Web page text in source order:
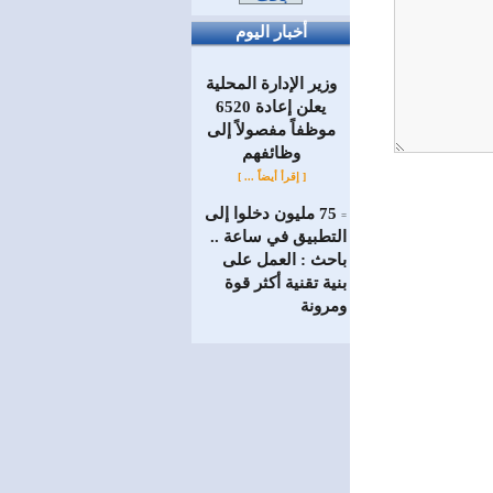
أخبار اليوم
وزير الإدارة المحلية
يعلن إعادة 6520
موظفاً مفصولاً إلى
‏وظائفهم
[ إقرأ أيضاً ... ]
=
75 مليون دخلوا إلى
التطبيق في ساعة ..
باحث : العمل على
بنية تقنية أكثر قوة
ومرونة